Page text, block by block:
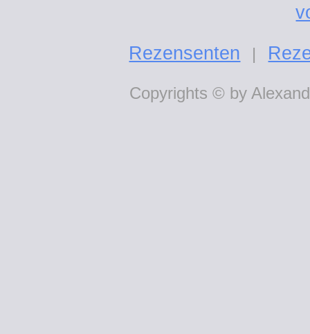
Rezensenten
|
Copyrights © by